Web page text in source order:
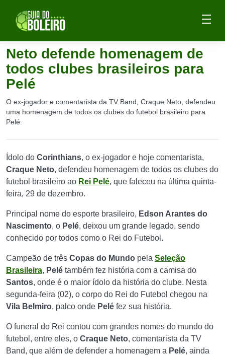
Neto defende homenagem de
todos clubes brasileiros para
Pelé
O ex-jogador e comentarista da TV Band, Craque Neto, defendeu
uma homenagem de todos os clubes do futebol brasileiro para
Pelé.
Ídolo do Corinthians, o ex-jogador e hoje comentarista,
Craque Neto, defendeu homenagem de todos os clubes do
futebol brasileiro ao Rei Pelé, que faleceu na última quinta-
feira, 29 de dezembro.
Principal nome do esporte brasileiro, Edson Arantes do
Nascimento, o Pelé, deixou um grande legado, sendo
conhecido por todos como o Rei do Futebol.
Campeão de três Copas do Mundo pela Seleção
Brasileira, Pelé também fez história com a camisa do
Santos, onde é o maior ídolo da história do clube. Nesta
segunda-feira (02), o corpo do Rei do Futebol chegou na
Vila Belmiro, palco onde Pelé fez sua história.
O funeral do Rei contou com grandes nomes do mundo do
futebol, entre eles, o Craque Neto, comentarista da TV
Band, que além de defender a homenagem a Pelé, ainda